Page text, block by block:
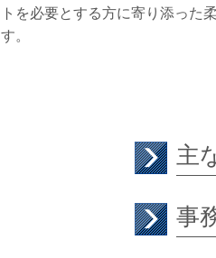
トを必要とする方に寄り添った
す。
主
事